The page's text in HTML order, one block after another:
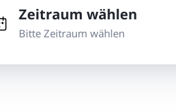
Zeitraum wählen
Bitte Zeitraum wählen